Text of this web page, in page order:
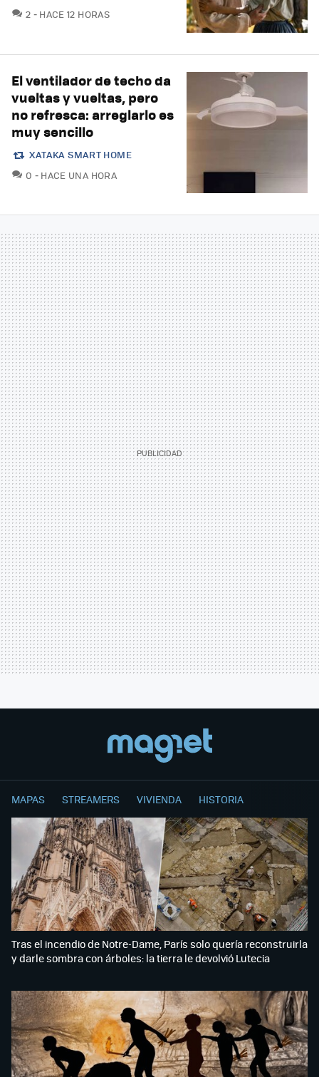
2 COMENTARIOS
HACE 12 HORAS
El ventilador de techo da
vueltas y vueltas, pero
no refresca: arreglarlo es
muy sencillo
XATAKA SMART HOME
0 COMENTARIOS
HACE UNA HORA
MAPAS STREAMERS VIVIENDA HISTORIA
Tras el incendio de Notre-Dame, París solo quería reconstruirla
y darle sombra con árboles: la tierra le devolvió Lutecia